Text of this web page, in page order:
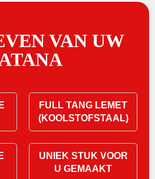
VAN UW
FULL TANG LEMET
(KOOLSTOFSTAAL)
UNIEK STUK VOOR
U GEMAAKT